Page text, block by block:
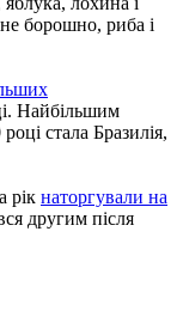
борошно, риба і
Найбільшим
стала Бразилія,
рік наторгували на
другим після